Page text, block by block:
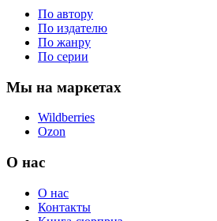
По автору
По издателю
По жанру
По серии
Мы на маркетах
Wildberries
Ozon
О нас
О нас
Контакты